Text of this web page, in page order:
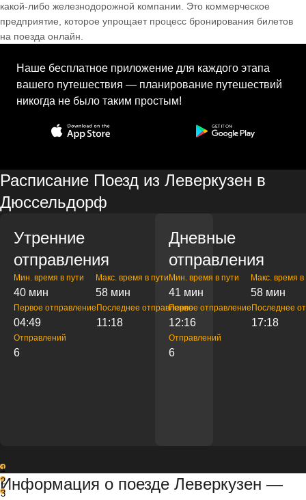
какой-либо железнодорожной компании. Это коммерческое
предприятие, которое упрощает процесс бронирования билетов
на поезда онлайн.
Наше бесплатное приложение для каждого этапа
вашего путешествия — планирование путешествий
никогда не было таким простым!
Расписание Поезд из Леверкузен в
Дюссельдорф
Утренние
отправления
Мин. время в пути
40 мин
Макс. время в пути
58 мин
Первое отправление
04:49
Последнее отправление
11:18
Отправлений
6
Дневные
отправления
Мин. время в пути
41 мин
Макс. время в
58 мин
Первое отправление
12:16
Последнее
17:18
Отправлений
6
1
2
3
Информация о поезде Леверкузен —